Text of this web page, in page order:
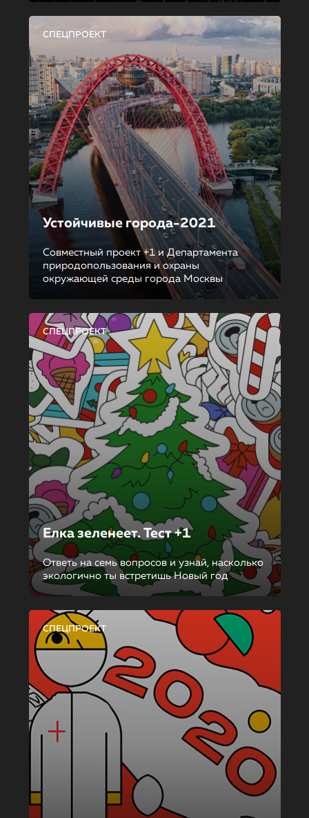
СПЕЦПРОЕКТ
Устойчивые города-2021
Совместный проект +1 и Департамента
природопользования и охраны
окружающей среды города Москвы
СПЕЦПРОЕКТ
Елка зеленеет. Тест +1
Ответь на семь вопросов и узнай, насколько
экологично ты встретишь Новый год
СПЕЦПРОЕКТ